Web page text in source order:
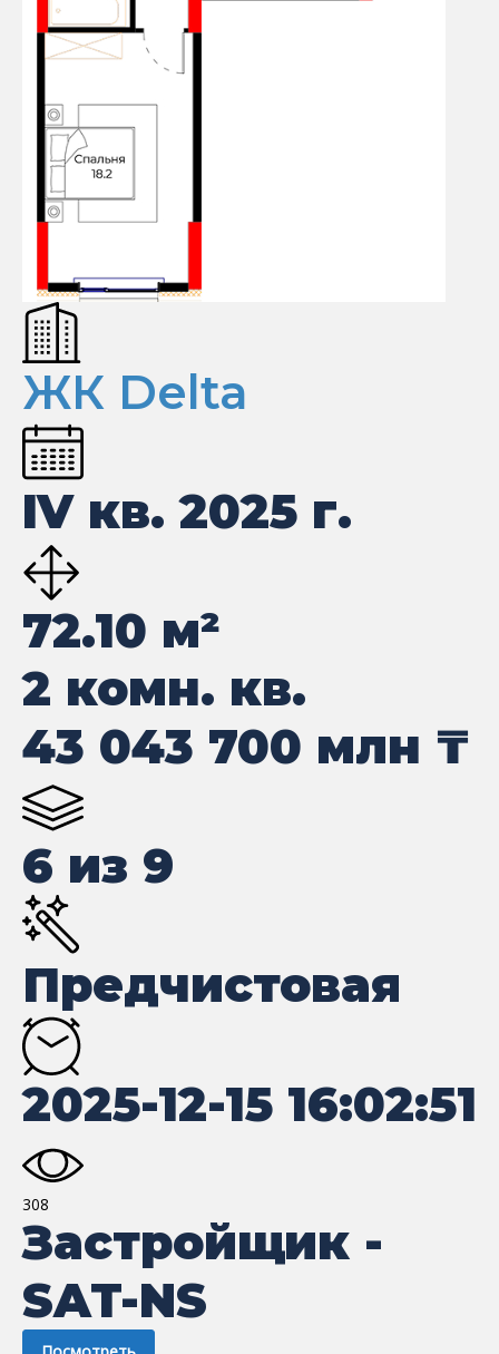
ЖК Delta
IV кв. 2025 г.
72.10 м²
2 комн. кв.
43 043 700 млн ₸
6 из 9
Предчистовая
2025-12-15 16:02:51
308
Застройщик -
SAT-NS